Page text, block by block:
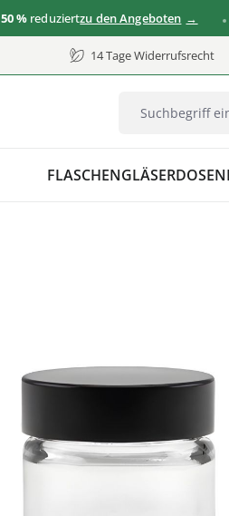
reduziertzu den Angeboten
14 Tage Widerrufsrecht
FLASCHENGLÄSERDOSEN